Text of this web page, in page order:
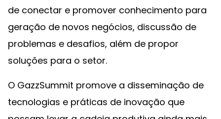
de conectar e promover conhecimento para
geração de novos negócios, discussão de
problemas e desafios, além de propor
soluções para o setor.
O GazzSummit promove a disseminação de
tecnologias e práticas de inovação que